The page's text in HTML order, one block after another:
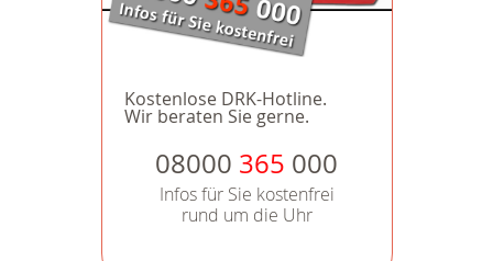
Kostenlose DRK-Hotline.
Wir beraten Sie gerne.
08000 365 000
Infos für Sie kostenfrei
rund um die Uhr